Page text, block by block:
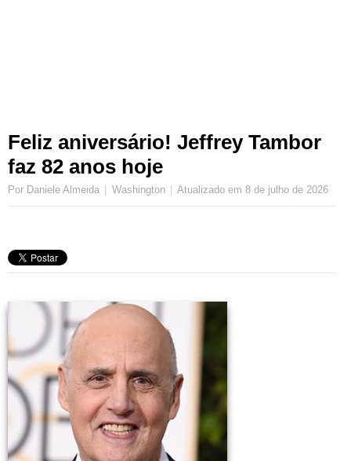
Feliz aniversário! Jeffrey Tambor
faz 82 anos hoje
Por Daniele Almeida Washington Atualizado em8 de julho de 2026